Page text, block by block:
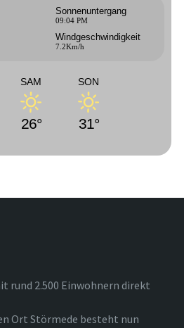
Sonnenuntergang
09:04 PM
Windgeschwindigkeit
7.2Km/h
SAM
26°
SON
31°
rund 2.500 Einwohnern direkt
Ort Störmede besteht nun